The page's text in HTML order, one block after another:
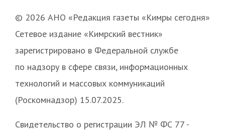
© 2026 АНО «Редакция газеты «Кимры сегодня»
Сетевое издание «Кимрский вестник»
зарегистрировано в Федеральной службе
по надзору в сфере связи, информационных
технологий и массовых коммуникаций
(Роскомнадзор) 15.07.2025.
Свидетельство о регистрации ЭЛ № ФС 77 -